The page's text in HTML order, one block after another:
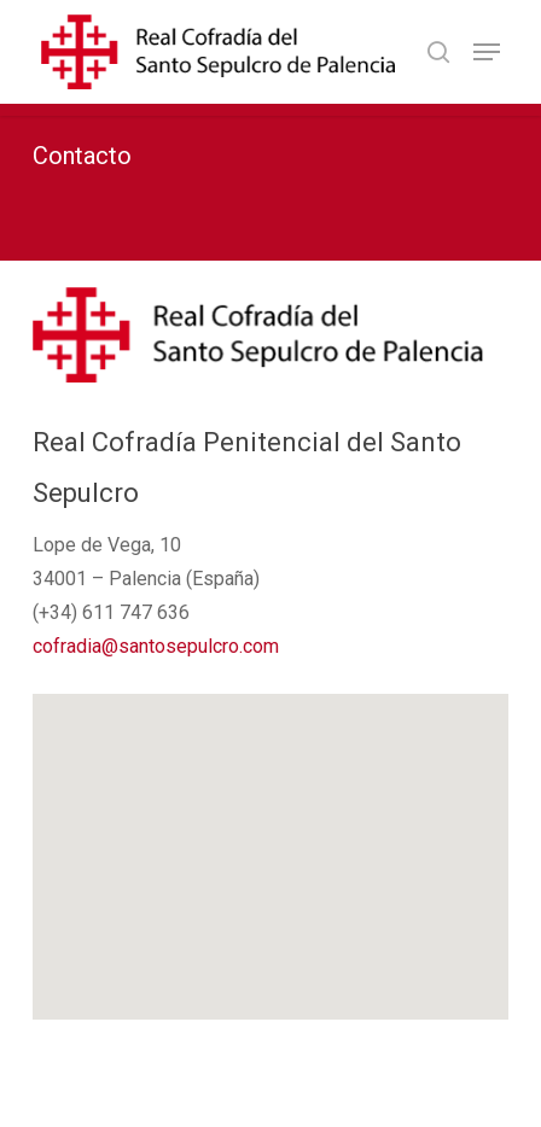
search
Menu
Contacto
Real Cofradía Penitencial del Santo
Sepulcro
Lope de Vega, 10
34001 – Palencia (España)
(+34) 611 747 636
cofradia@santosepulcro.com
Menu